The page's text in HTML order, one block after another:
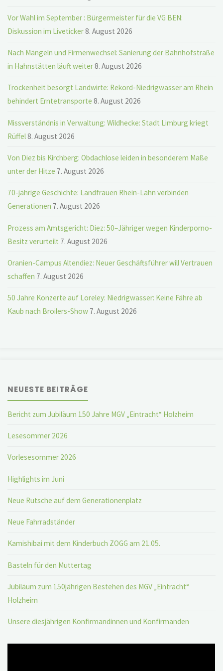
Vor Wahl im September : Bürgermeister für die VG BEN:
Diskussion im Liveticker8. August 2026
Nach Mängeln und Firmenwechsel: Sanierung der Bahnhofstraße
in Hahnstätten läuft weiter8. August 2026
Trockenheit besorgt Landwirte: Rekord-Niedrigwasser am Rhein
behindert Erntetransporte 8. August 2026
Missverständnis in Verwaltung: Wildhecke: Stadt Limburg kriegt
Rüffel8. August 2026
Von Diez bis Kirchberg: Obdachlose leiden in besonderem Maße
unter der Hitze 7. August 2026
70-jährige Geschichte: Landfrauen Rhein-Lahn verbinden
Generationen 7. August 2026
Prozess am Amtsgericht: Diez: 50–Jähriger wegen Kinderporno-
Besitz verurteilt 7. August 2026
Oranien-Campus Altendiez: Neuer Geschäftsführer will Vertrauen
schaffen 7. August 2026
50 Jahre Konzerte auf Loreley: Niedrigwasser: Keine Fähre ab
Kaub nach Broilers-Show 7. August 2026
NEUESTE BEITRÄGE
Bericht zum Jubiläum 150 Jahre MGV „Eintracht“ Holzheim
Lesesommer 2026
Vorlesesommer 2026
Highlights im Juni
Neue Rutsche auf dem Generationenplatz
Neue Fahrradständer
Kamishibai mit dem Kinderbuch ZOGG am 21.05.
Basteln für den Muttertag
Jubiläum zum 150jährigen Bestehen des MGV „Eintracht“
Holzheim
Unsere diesjährigen Konfirmandinnen und Konfirmanden